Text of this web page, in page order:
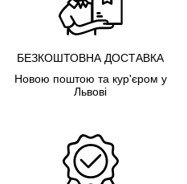
БЕЗКОШТОВНА ДОСТАВКА
Новою поштою та кур'єром у
Львові